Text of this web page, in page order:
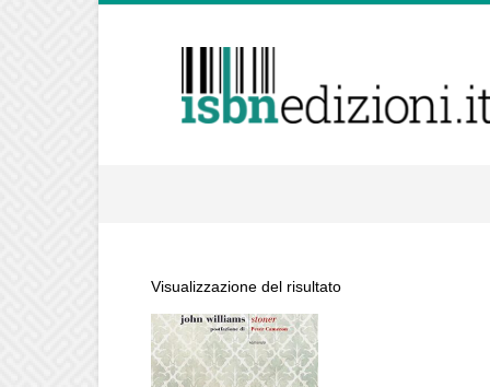
isbnedizioni.it
Visualizzazione del risultato